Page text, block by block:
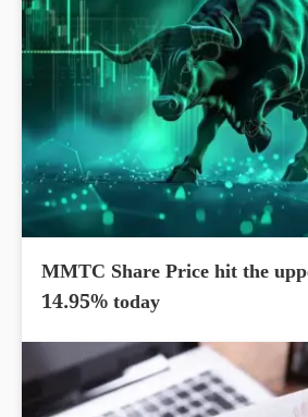
MMTC Share Price hit the
14.95% today